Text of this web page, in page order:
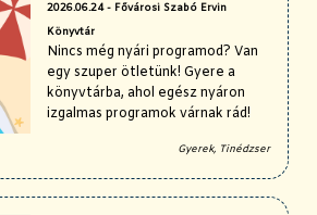
2026.06.24 - Fővárosi Szabó Ervin
Könyvtár
Nincs még nyári programod? Van
egy szuper ötletünk! Gyere a
könyvtárba, ahol egész nyáron
izgalmas programok várnak rád!
Gyerek, Tinédzser